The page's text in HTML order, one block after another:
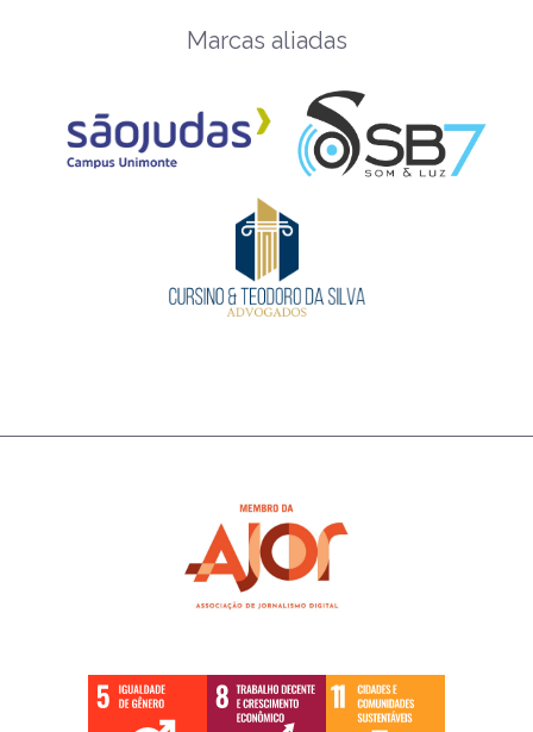
Marcas aliadas